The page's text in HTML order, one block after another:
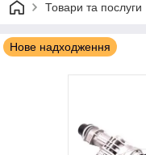
Товари та послуги
Нове надходження